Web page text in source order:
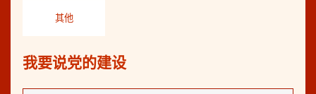
其他
我要说党的建设